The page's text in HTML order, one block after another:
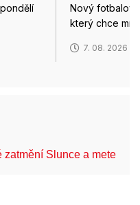
Nový
který chce
7. 08. 2026
Slunce a mete…